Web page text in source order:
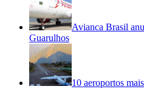
Avianca Brasil
Guarulhos
10 aeroportos